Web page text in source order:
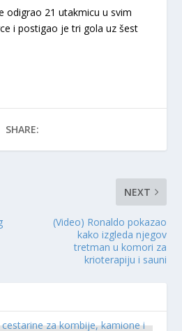
odigrao 21 utakmicu u svim
i postigao je tri gola uz šest
SHARE:
NEXT
(Video) Ronaldo pokazao
kako izgleda njegov
tretman u komori za
krioterapiju i sauni